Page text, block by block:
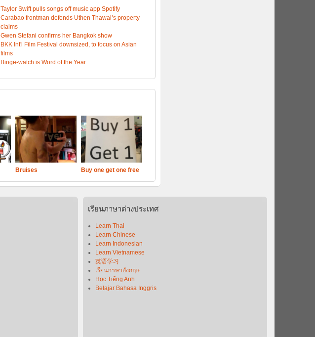
Taylor Swift pulls songs off music app Spotify
Carabao frontman defends Uthen Thawai’s property
claims
Gwen Stefani confirms her Bangkok show
BKK Int'l Film Festival downsized, to focus on Asian
films
Binge-watch is Word of the Year
Bruises Buy one get one free
เรียนภาษาต่างประเทศ
Learn Thai
Learn Chinese
Learn Indonesian
Learn Vietnamese
英语学习
เรียนภาษาอังกฤษ
Học Tiếng Anh
Belajar Bahasa Inggris